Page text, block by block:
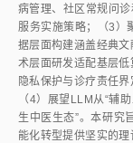
病管理、社区常规问
服务实施策略；（3
据层面构建涵盖经典
术层面研发适配基层
隐私保护与诊疗责任
（4）展望LLM从“辅
生中医生态”。本研究
能化转型提供坚实的理